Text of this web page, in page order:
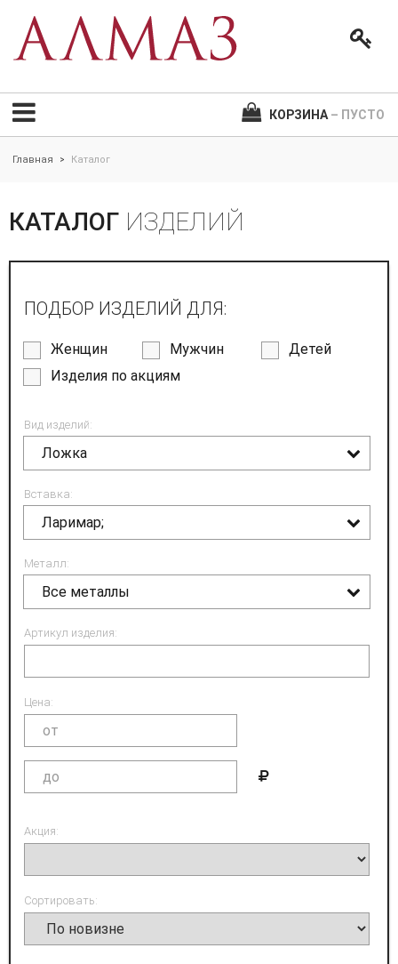
КОРЗИНА – ПУСТО
Главная > Каталог
КАТАЛОГ ИЗДЕЛИЙ
ПОДБОР ИЗДЕЛИЙ ДЛЯ:
Женщин Мужчин
Детей
Изделия по акциям
Вид изделий:
Ложка
Вставка:
Ларимар;
Металл:
Все металлы
Артикул изделия:
Цена:
Акция:
Сортировать: